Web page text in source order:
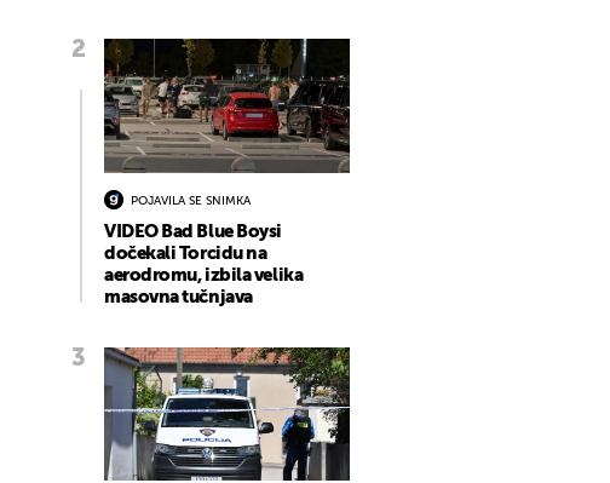
POJAVILA SE SNIMKA
VIDEO Bad Blue Boysi
dočekali Torcidu na
aerodromu, izbila velika
masovna tučnjava